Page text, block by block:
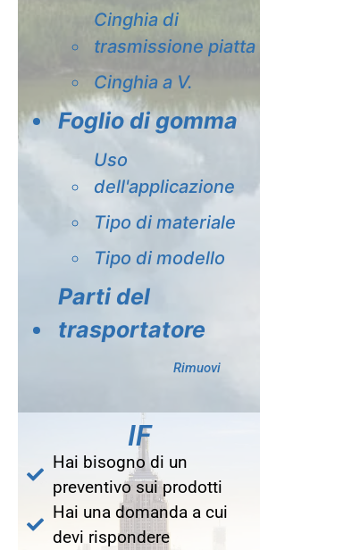
Cinghia di
trasmissione piatta
Cinghia a V.
Foglio di gomma
Uso
dell'applicazione
Tipo di materiale
Tipo di modello
Parti del
trasportatore
Rimuovi
IF
Hai bisogno di un
preventivo sui prodotti
Hai una domanda a cui
devi rispondere